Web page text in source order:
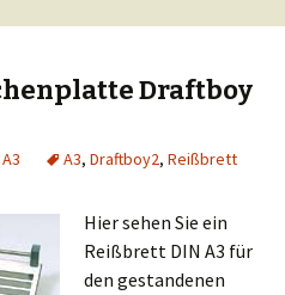
Draftboy
A3, Draftboy2, Reißbrett
Hier sehen Sie ein
Reißbrett DIN A3 für
den gestandenen